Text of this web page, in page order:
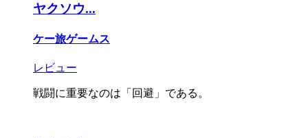
ヤクソウ...
ケー旅ゲームス
レビュー
戦闘に重要なのは「回避」である。